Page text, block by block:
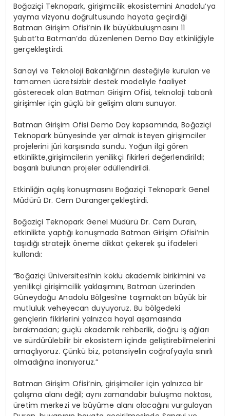
Boğaziçi Teknopark, girişimcilik ekosistemini Anadolu’ya
yayma vizyonu doğrultusunda hayata geçirdiği
Batman Girişim Ofisi’nin ilk büyükbuluşmasını 11
Şubat’ta Batman’da düzenlenen Demo Day etkinliğiyle
gerçekleştirdi.
Sanayi ve Teknoloji Bakanlığı’nın desteğiyle kurulan ve
tamamen ücretsizbir destek modeliyle faaliyet
gösterecek olan Batman Girişim Ofisi, teknoloji tabanlı
girişimler için güçlü bir gelişim alanı sunuyor.
Batman Girişim Ofisi Demo Day kapsamında, Boğaziçi
Teknopark bünyesinde yer almak isteyen girişimciler
projelerini jüri karşısında sundu. Yoğun ilgi gören
etkinlikte,girişimcilerin yenilikçi fikirleri değerlendirildi;
başarılı bulunan projeler ödüllendirildi.
Etkinliğin açılış konuşmasını Boğaziçi Teknopark Genel
Müdürü Dr. Cem Durangerçekleştirdi.
Boğaziçi Teknopark Genel Müdürü Dr. Cem Duran,
etkinlikte yaptığı konuşmada Batman Girişim Ofisi’nin
taşıdığı stratejik öneme dikkat çekerek şu ifadeleri
kullandı:
“Boğaziçi Üniversitesi’nin köklü akademik birikimini ve
yenilikçi girişimcilik yaklaşımını, Batman üzerinden
Güneydoğu Anadolu Bölgesi’ne taşımaktan büyük bir
mutluluk veheyecan duyuyoruz. Bu bölgedeki
gençlerin fikirlerini yalnızca hayal aşamasında
bırakmadan; güçlü akademik rehberlik, doğru iş ağları
ve sürdürülebilir bir ekosistem içinde geliştirebilmelerini
amaçlıyoruz. Çünkü biz, potansiyelin coğrafyayla sınırlı
olmadığına inanıyoruz.”
Batman Girişim Ofisi’nin, girişimciler için yalnızca bir
çalışma alanı değil; aynı zamandabir buluşma noktası,
üretim merkezi ve büyüme alanı olacağını vurgulayan